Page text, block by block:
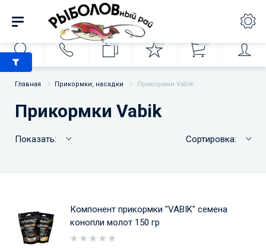
Главная Прикормки, насадки Прикормки Vabik
Прикормки Vabik
Показать: Сортировка:
Компонент прикормки "VABIK" семена
конопли молот 150 гр